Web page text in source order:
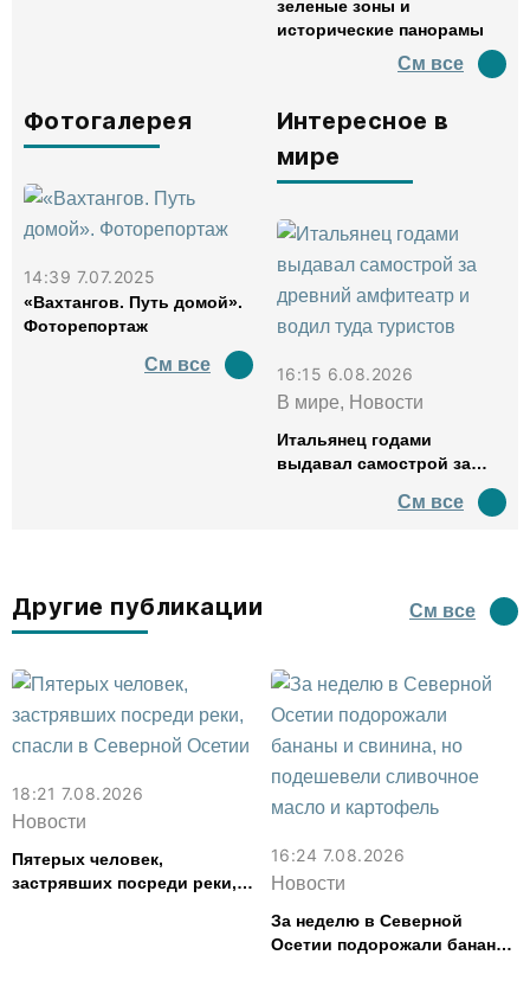
зеленые зоны и
исторические панорамы
См все
Фотогалерея
14:39 7.07.2025
«Вахтангов. Путь домой».
Фоторепортаж
См все
Интересное в
мире
16:15 6.08.2026
В мире, Новости
Итальянец годами
выдавал самострой за
водил туда туристов
См все
Другие публикации См все
18:21 7.08.2026
Новости
Пятерых человек,
застрявших посреди реки,
16:24 7.08.2026
Новости
За неделю в Северной
Осетии подорожали бананы